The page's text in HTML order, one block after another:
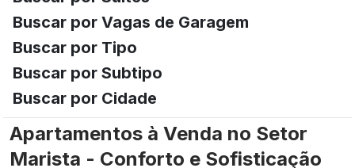
Buscar por Vagas de Garagem
Buscar por Tipo
Buscar por Subtipo
Buscar por Cidade
Apartamentos à Venda no Setor
Marista - Conforto e Sofisticação